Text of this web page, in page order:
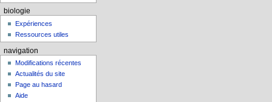
biologie
Expériences
Ressources utiles
navigation
Modifications récentes
Actualités du site
Page au hasard
Aide